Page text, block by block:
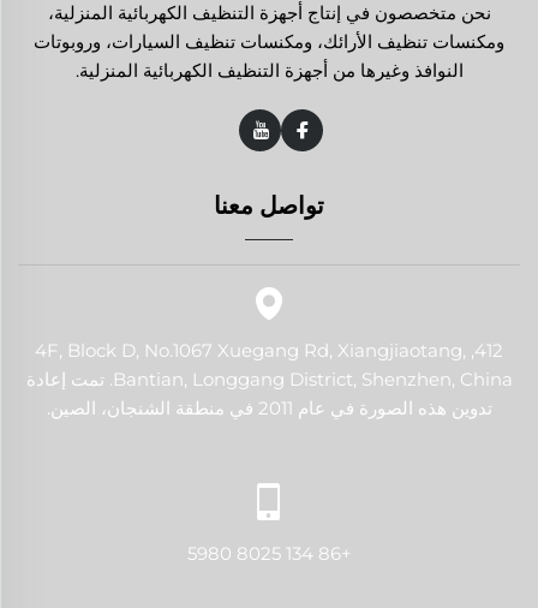
نحن متخصصون في إنتاج أجهزة التنظيف الكهربائية المنزلية،
ومكنسات تنظيف الأرائك، ومكنسات تنظيف السيارات، وروبوتات
النوافذ وغيرها من أجهزة التنظيف الكهربائية المنزلية.
تواصل معنا
412, 4F, Block D, No.1067 Xuegang Rd, Xiangjiaotang,
Bantian, Longgang District, Shenzhen, China. تمت إعادة
تدوين هذه الصورة في عام 2011 في منطقة الشنجان، الصين.
+86 134 8025 5980